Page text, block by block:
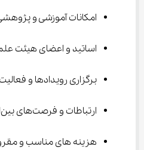
امکانات آموزشی و
اساتید و اعضای هیئت
برگزاری رویدادها و فعالیت‌های دانشجویی
ارتباطات و فرصت‌های بین‌المللی
هزینه های مناسب و